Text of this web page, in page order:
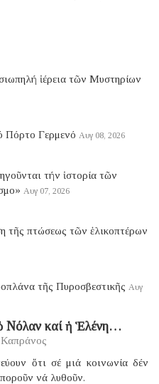
ἱέρεια τῶν Μυστηρίων
Πόρτο Γερμενό Αυγ 08, 2026
τήν ἱστορία τῶν
Αυγ 07, 2026
τῆς πτώσεως τῶν ἑλικοπτέρων
τῆς Πυροσβεστικῆς Αυγ
Νόλαν καί ἡ Ἑλένη…
ὅτι σέ μιά κοινωνία δέν
νά λυθοῦν.